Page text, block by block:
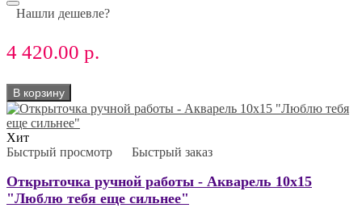
Нашли дешевле?
4 420.00 р.
В корзину
Хит
Быстрый просмотр
Быстрый заказ
Открыточка ручной работы - Акварель 10х15
"Люблю тебя еще сильнее"